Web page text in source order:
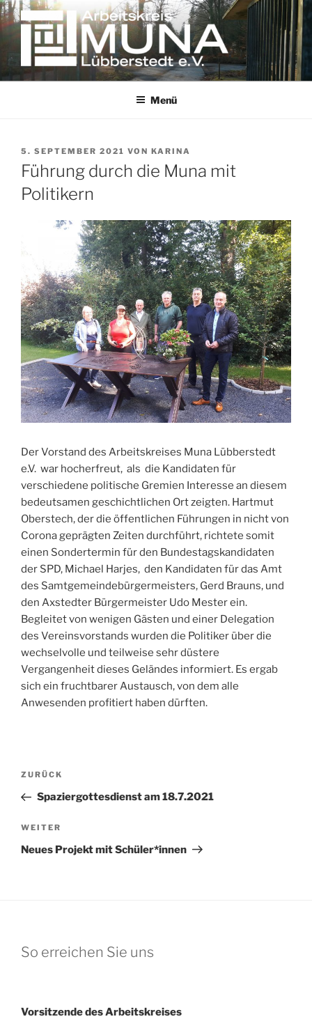
Zum
Inhalt
springen
Erinnern gegen das Vergessen
Menü
VERÖFFENTLICHT
AM
5. SEPTEMBER 2021 VON KARINA
Führung durch die Muna mit
Politikern
Der Vorstand des Arbeitskreises Muna Lübberstedt
e.V. war hocherfreut, als die Kandidaten für
verschiedene politische Gremien Interesse an diesem
bedeutsamen geschichtlichen Ort zeigten. Hartmut
Oberstech, der die öffentlichen Führungen in nicht von
Corona geprägten Zeiten durchführt, richtete somit
einen Sondertermin für den Bundestagskandidaten
der SPD, Michael Harjes, den Kandidaten für das Amt
des Samtgemeindebürgermeisters, Gerd Brauns, und
den Axstedter Bürgermeister Udo Mester ein.
Begleitet von wenigen Gästen und einer Delegation
des Vereinsvorstands wurden die Politiker über die
wechselvolle und teilweise sehr düstere
Vergangenheit dieses Geländes informiert. Es ergab
sich ein fruchtbarer Austausch, von dem alle
Anwesenden profitiert haben dürften.
Beitragsnavigation
Vorheriger
Beitrag
ZURÜCK
Spaziergottesdienst am 18.7.2021
Nächster
Beitrag
WEITER
Neues Projekt mit Schüler*innen
So erreichen Sie uns
Vorsitzende des Arbeitskreises